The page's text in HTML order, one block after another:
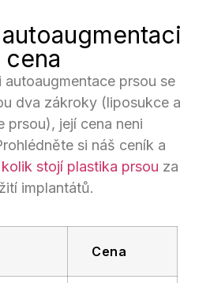
cena
autoaugmentace prsou se
dva zákroky (liposukce a
prsou), její cena neni
si náš ceník a
kolik stojí plastika prsou za
implantátů.
Cena